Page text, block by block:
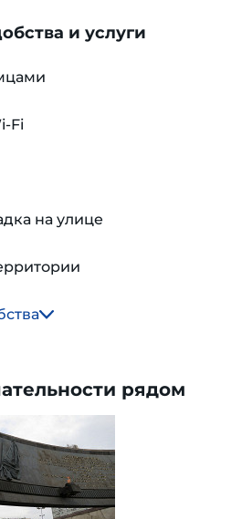
и услуги
Fi
на улице
рядом